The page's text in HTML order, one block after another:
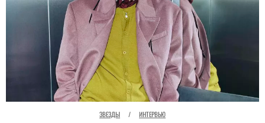
ЗВЕЗДЫ / ИНТЕРВЬЮ